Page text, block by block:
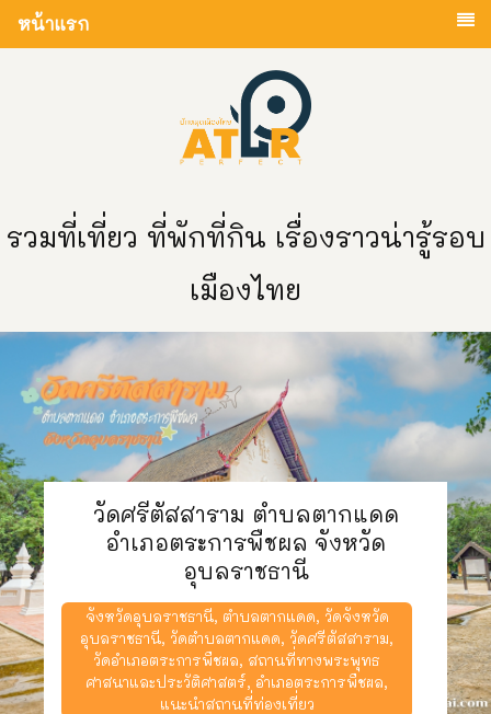
หน้าแรก
รวมที่เที่ยว ที่พักที่กิน เรื่องราวน่ารู้รอบ
เมืองไทย
วัดศรีตัสสาราม ตำบลตากแดด
อำเภอตระการพืชผล จังหวัด
อุบลราชธานี
จังหวัดอุบลราชธานี, ตำบลตากแดด, วัดจังหวัด
อุบลราชธานี, วัดตำบลตากแดด, วัดศรีตัสสาราม,
วัดอำเภอตระการพืชผล, สถานที่ทางพระพุทธ
ศาสนาและประวัติศาสตร์, อำเภอตระการพืชผล,
แนะนำสถานที่ท่องเที่ยว